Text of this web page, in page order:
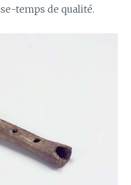
temps de qualité.